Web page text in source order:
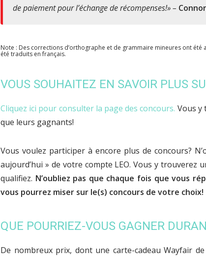
de paiement pour l’échange de récompenses!» –
Note : Des corrections d’orthographe et de grammaire mineures ont
été traduits en français.
VOUS SOUHAITEZ EN SAVOIR PLUS
Cliquez ici pour consulter la page des concours. Vous y
que leurs gagnants!
Vous voulez participer à encore plus de concours?
aujourd’hui » de votre compte LEO. Vous y trouverez
qualifiez. N’oubliez pas que chaque fois que vous
vous pourrez miser sur le(s) concours de votre choix!
QUE POURRIEZ-VOUS GAGNER
De nombreux prix, dont une carte-cadeau Wayfair